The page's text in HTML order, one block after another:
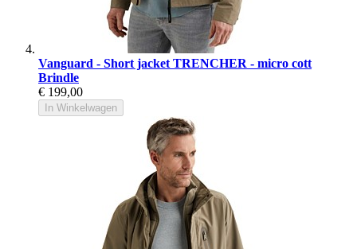
Vanguard - Short jacket TRENCHER - micro cott
Brindle
€ 199,00
In Winkelwagen